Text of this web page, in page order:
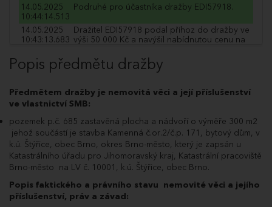
14.05.2025
10:44:14.513
Podruhé pro účastníka dražby EDI57918.
14.05.2025
10:43:13.683
Dražitel EDI57918 podal příhoz do dražby ve
výši 50 000 Kč a navýšil nabídnutou cenu na
14.05.2025
10:43:13.667
Poprvé pro účastníka dražby EDI57918.
10:43:01.327
14.05.2025
10:43:01.250
Dražitel LJL61959 podal příhoz do dražby ve
výši 50 000 Kč a navýšil nabídnutou cenu na
34 200 000 Kč.
14.05.2025
10:42:19.460
Podruhé pro účastníka dražby EDI57918.
14.05.2025
10:41:19.147
Poprvé pro účastníka dražby EDI57918.
14.05.2025
10:41:19.023
Dražitel EDI57918 podal příhoz do dražby ve
výši 50 000 Kč a navýšil nabídnutou cenu na
Popis předmětu dražby
Předmětem dražby je nemovitá věci a její příslušenství
ve vlastnictví SMB:
pozemek p.č. 685 zastavěná plocha a nádvoří o výměře 300 m2
jehož součástí je stavba Kamenná č.or.2/č.p. 171, bytový dům, v
k.ú. Štýřice, obec Brno, okres Brno-město, který je zapsán u
Katastrálního úřadu pro Jihomoravský kraj, Katastrální pracoviště
Brno-město na LV č. 10001, k.ú. Štýřice, obec Brno.
Popis faktického a právního stavu nemovité věci a jejího
příslušenství, práv a závad: